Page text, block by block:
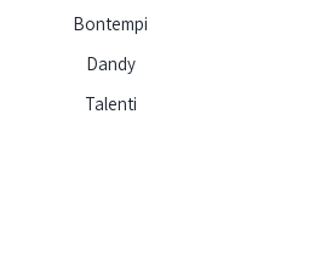
Bontempi
Dandy
Talenti